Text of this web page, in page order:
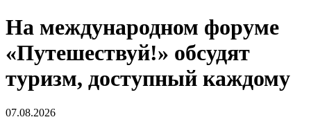
На международном форуме
«Путешествуй!» обсудят
туризм, доступный каждому
07.08.2026